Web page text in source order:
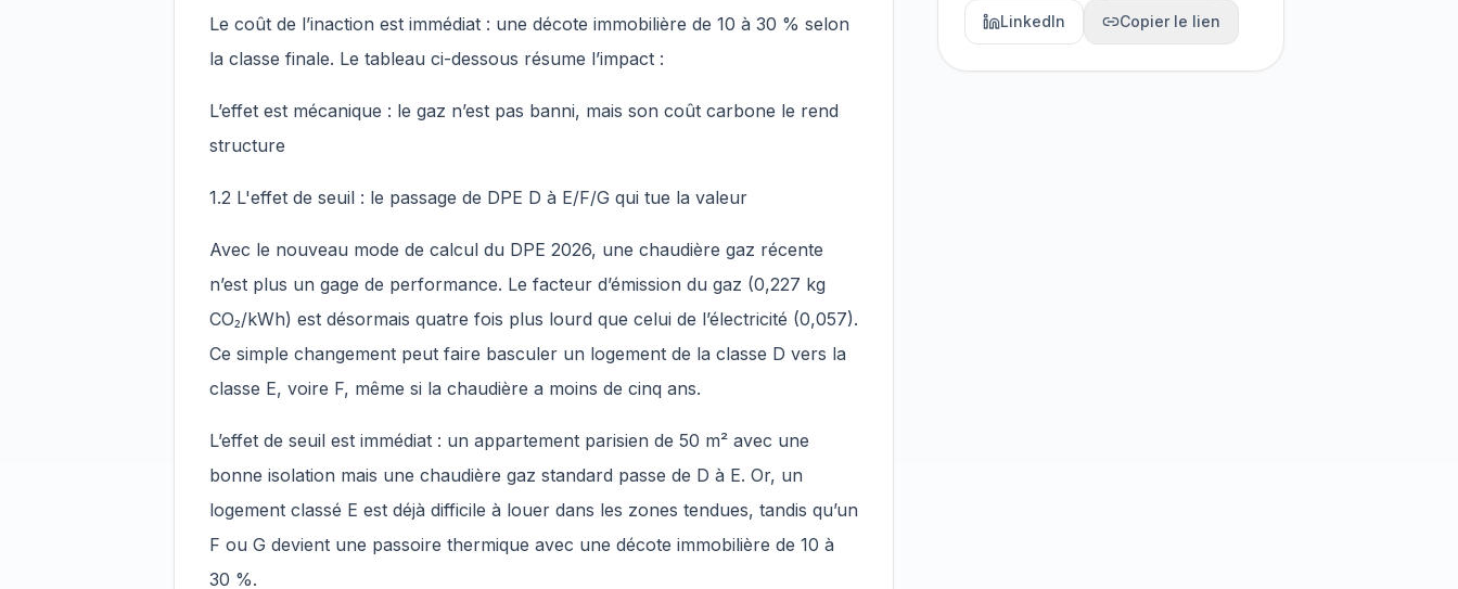
Le coût de l’inaction est immédiat : une décote immobilière de 10 à 30 % selon
la classe finale. Le tableau ci-dessous résume l’impact :
L’effet est mécanique : le gaz n’est pas banni, mais son coût carbone le rend
structure
1.2 L'effet de seuil : le passage de DPE D à E/F/G qui tue la valeur
Avec le nouveau mode de calcul du DPE 2026, une chaudière gaz récente
n’est plus un gage de performance. Le facteur d’émission du gaz (0,227 kg
CO₂/kWh) est désormais quatre fois plus lourd que celui de l’électricité (0,057).
Ce simple changement peut faire basculer un logement de la classe D vers la
classe E, voire F, même si la chaudière a moins de cinq ans.
L’effet de seuil est immédiat : un appartement parisien de 50 m² avec une
bonne isolation mais une chaudière gaz standard passe de D à E. Or, un
logement classé E est déjà difficile à louer dans les zones tendues, tandis qu’un
F ou G devient une passoire thermique avec une décote immobilière de 10 à
30 %.
LinkedIn Copier le lien